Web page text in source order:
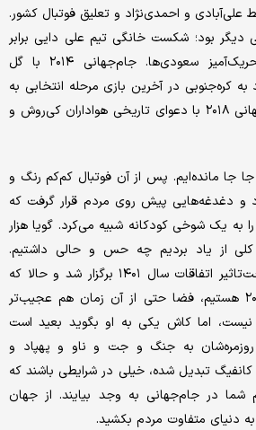
علی‌آبادی و احمدی‌نژاد و تعلیق فوتبال کشور.
یک ناکامی دیگر بود؛ شکست خانگی تیم علی دایی برابر
عربستان و آن شادی تحریک‌آمیز سعودی‌ها. جام‌جهانی ۲۰۱۴ با گل
کره‌جنوبی در آخرین بازی مرحله انتخابی به
یاد آورده می‌شود و جام‌جهانی ۲۰۱۸ با دعوای تاریخی هواداران کی‌روش و
جا جا مانده‌ایم. پس از آن فوتبال کم‌کم رنگ و
و دغدغه‌هایی پیش روی مردم قرار گرفت که
به یک شوخی کودکانه شبیه می‌کرد. گویا هزار
از یاد بردیم چه حس و حالی داشتیم.
جام‌جهانی ۲۰۲۲ عمیقا تحت‌تاثیر اتفاقات سال ۱۴۰۱ برگزار شد و حالا که
نزدیکی‌های جام‌جهانی ۲۰۲۶ هستیم، فضا حتی از آن زمان هم عجیب‌تر
نیست، اما کاش یکی به او بگوید بعید است
روزمره‌شان به جنگ و جت و ناو و پهپاد و
تبدیل شده، خیلی در شرایطی باشند که
شما در جام‌جهانی به وجد بیایند. از جهان
دنیای متفاوت مردم بکشید.